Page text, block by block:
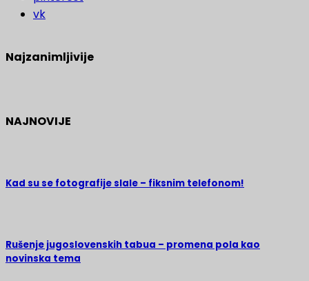
vk
Najzanimljivije
NAJNOVIJE
Kad su se fotografije slale – fiksnim telefonom!
Rušenje jugoslovenskih tabua – promena pola kao
novinska tema